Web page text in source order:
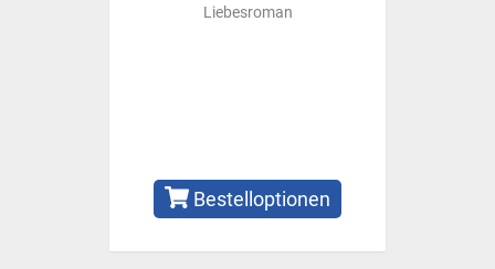
Liebesroman
Bestelloptionen